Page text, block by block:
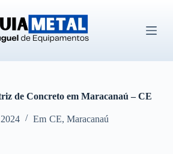
de Concreto em Maracanaú – CE
Em CE, Maracanaú